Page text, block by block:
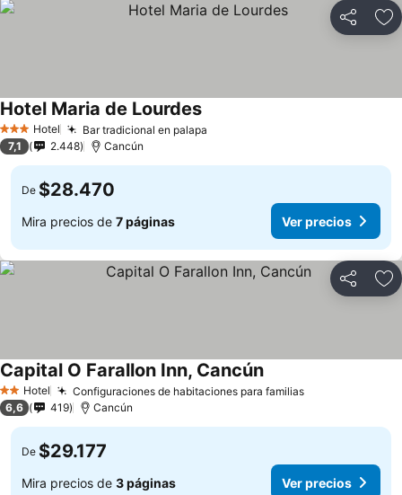
Compartir
3 Estrellas
Hotel Bar tradicional en palapa
Hotel Maria de Lourdes
7,1 2.448 Cancún
De $28.470
Mira precios de 7 páginas Ver precios
Compartir
2 Estrellas
Hotel Configuraciones de habitaciones para familias
Capital O Farallon Inn, Cancún
6,6 419 Cancún
De $29.177
Mira precios de 3 páginas Ver precios